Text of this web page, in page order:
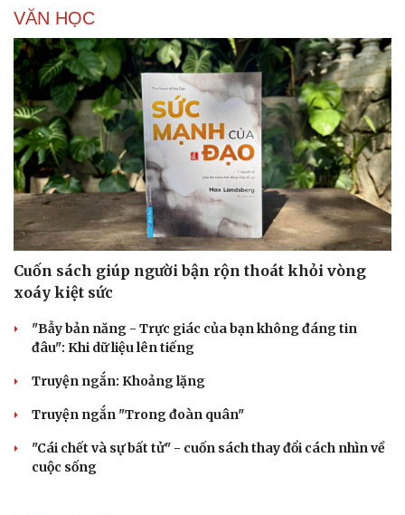
Cải chính
VĂN HỌC
Cuốn sách giúp người bận rộn thoát khỏi vòng
xoáy kiệt sức
"Bẫy bản năng - Trực giác của bạn không đáng tin
đâu": Khi dữ liệu lên tiếng
Truyện ngắn: Khoảng lặng
Truyện ngắn "Trong đoàn quân"
"Cái chết và sự bất tử" - cuốn sách thay đổi cách nhìn về
cuộc sống